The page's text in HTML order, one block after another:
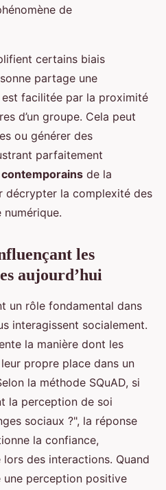
de
certains biais
partage une
facilitée par la proximité
d’un groupe. Cela peut
ou générer des
parfaitement
de la
décrypter la complexité des
numérique.
les
aujourd’hui
un rôle fondamental dans
interagissent socialement.
la manière dont les
propre place dans un
la méthode SQuAD, si
la perception de soi
sociaux ?", la réponse
la confiance,
lors des interactions. Quand
une perception positive